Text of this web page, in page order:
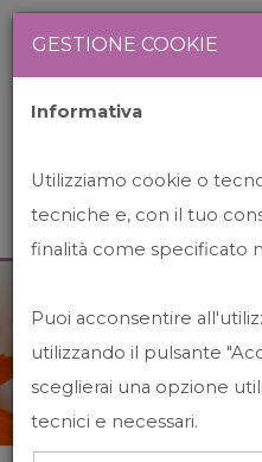
GESTIONE COOKIE
Informativa
Utilizziamo cookie o
tecniche e, con il tuo
finalità come specificato
Puoi acconsentire
utilizzando il pulsante
sceglierai una opzione
tecnici e necessari.